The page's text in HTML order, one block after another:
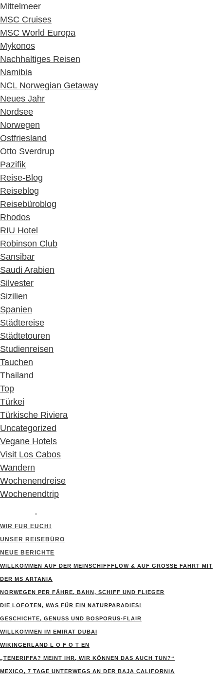
Mittelmeer
MSC Cruises
MSC World Europa
Mykonos
Nachhaltiges Reisen
Namibia
NCL Norwegian Getaway
Neues Jahr
Nordsee
Norwegen
Ostfriesland
Otto Sverdrup
Pazifik
Reise-Blog
Reiseblog
Reisebüroblog
Rhodos
RIU Hotel
Robinson Club
Sansibar
Saudi Arabien
Silvester
Sizilien
Spanien
Städtereise
Städtetouren
Studienreisen
Tauchen
Thailand
Top
Türkei
Türkische Riviera
Uncategorized
Vegane Hotels
Visit Los Cabos
Wandern
Wochenendreise
Wochenendtrip
WIR FÜR EUCH!
UNSER REISEBÜRO
NEUE BERICHTE
WILLKOMMEN AUF DER MEINSCHIFFFLOW & AUF GROSSE FAHRT MIT D
ER MS ARTANIA
NORWEGEN PER FÄHRE, BAHN, SCHIFF UND FLIEGER
DIE LOFOTEN, WAS FÜR EIN NATURPARADIES!
GESCHICHTE, GENUSS UND BOSPORUS-FLAIR
WILLKOMMEN IM EMIRAT DUBAI
WIKINGERLAND L O F O T EN
„TENERIFFA? MEINT IHR, WIR KÖNNEN DAS AUCH TUN?“
MEXICO, 7 TAGE UNTERWEGS AN DER BAJA CALIFORNIA